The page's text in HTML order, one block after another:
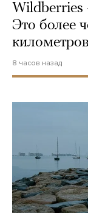
Wildberries
Это более
8 часов назад